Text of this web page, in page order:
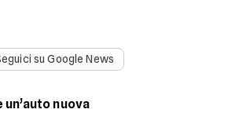
su Google News
nuova